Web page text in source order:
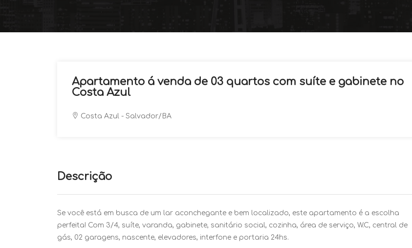
Apartamento á venda de 03 quartos com suíte e gabinete no
Costa Azul
Costa Azul - Salvador/BA
Descrição
Se você está em busca de um lar aconchegante e bem localizado, este apartamento é a escolha
perfeita! Com 3/4, suíte, varanda, gabinete, sanitário social, cozinha, área de serviço, W.C, central de
gás, 02 garagens, nascente, elevadores, interfone e portaria 24hs.